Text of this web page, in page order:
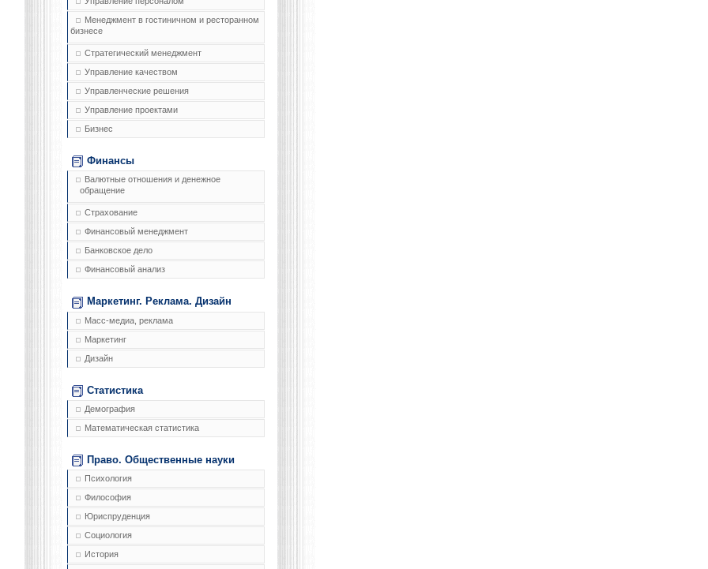
Менеджмент в гостиничном и ресторанном
бизнесе
Стратегический менеджмент
Управление качеством
Управленческие решения
Управление проектами
Бизнес
Финансы
Валютные отношения и денежное
обращение
Страхование
Финансовый менеджмент
Банковское дело
Финансовый анализ
Маркетинг. Реклама. Дизайн
Масс-медиа, реклама
Маркетинг
Дизайн
Статистика
Демография
Математическая статистика
Право. Общественные науки
Психология
Философия
Юриспруденция
Социология
История